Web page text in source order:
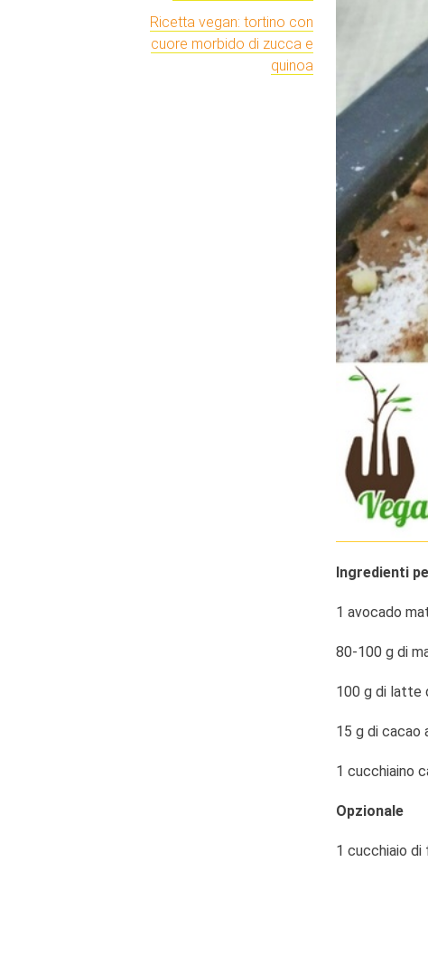
Ricetta vegan: tortino con
cuore morbido di zucca e
quinoa
Ingredienti
1 avocado
80-100 g di
100 g di latte
15 g di cacao
1 cucchiaino
Opzionale
1 cucchiaio di